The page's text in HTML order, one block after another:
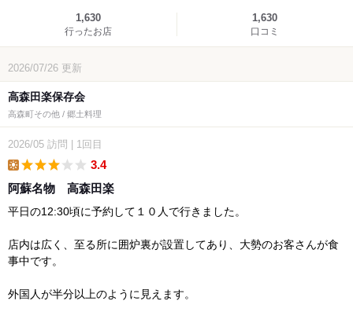
1,630
行ったお店
1,630
口コミ
2026/07/26 更新
高森田楽保存会
高森町その他 / 郷土料理
2026/05 訪問 1回目
3.4
阿蘇名物 高森田楽
平日の12:30頃に予約して１０人で行きました。
店内は広く、至る所に囲炉裏が設置してあり、大勢のお客さんが食
事中です。
外国人が半分以上のように見えます。